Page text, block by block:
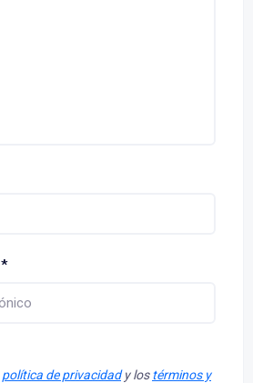
*
política de privacidady lostérminos y